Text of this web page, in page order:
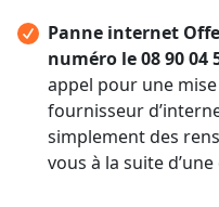
Panne internet
numéro le 08 90 04
appel pour une
fournisseur
simplement des
vous à la suite